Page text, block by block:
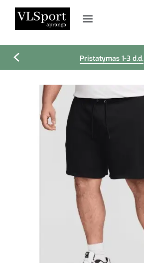
Pristatymas 1-3 d.d.